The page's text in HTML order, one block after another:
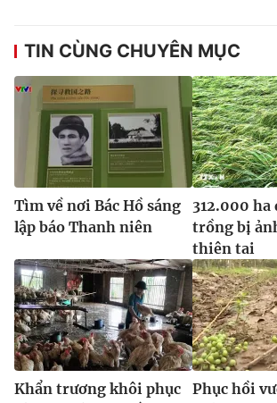
TIN CÙNG CHUYÊN MỤC
Tìm về nơi Bác Hồ sáng
lập báo Thanh niên
312.000
trồng bị
thiên tai
Khẩn trương khôi phục
Phục hồi